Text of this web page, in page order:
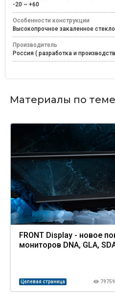
-20 ~ +60
Особенности конструкции
Высокопрочное закаленное
Производитель
Россия ( разработка и
Материалы по теме
FRONT Display - новое
мониторов DNA, GLA,
Целевая страница